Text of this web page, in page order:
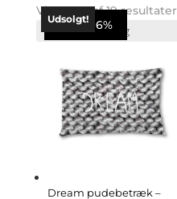
Viser 1–16 af 19 resultater
Spar 96%
Dream pudebetræk –
Spar 95%
Spar 96%
Spar 95%
Udsolgt!
Spar 96%
Spar 96%
Spar 95%
Spar 96%